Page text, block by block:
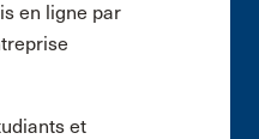
en ligne par
et